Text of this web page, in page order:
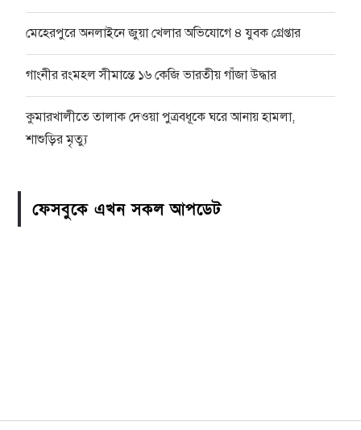
মেহেরপুরে অনলাইনে জুয়া খেলার অভিযোগে ৪ যুবক গ্রেপ্তার
গাংনীর রংমহল সীমান্তে ১৬ কেজি ভারতীয় গাঁজা উদ্ধার
কুমারখালীতে তালাক দেওয়া পুত্রবধূকে ঘরে আনায় হামলা,
শাশুড়ির মৃত্যু
ফেসবুকে এখন সকল আপডেট